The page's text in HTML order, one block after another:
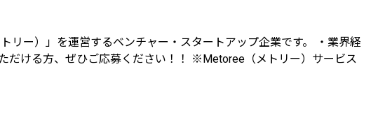
リー）」を運営するベンチャー・スタートアップ企業です。 ・業界経
だける方、ぜひご応募ください！！ ※Metoree（メトリー）サービス